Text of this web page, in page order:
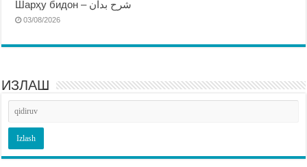
Шарҳу бидон – شرح بدان
03/08/2026
ИЗЛАШ